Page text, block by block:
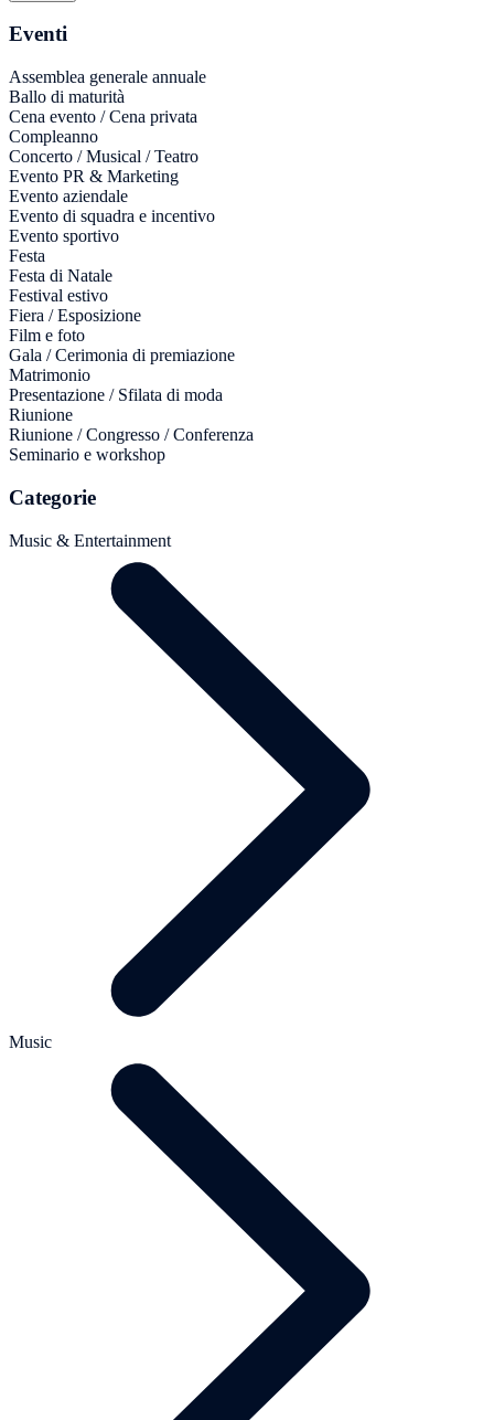
Eventi
Assemblea generale annuale
Ballo di maturità
Cena evento / Cena privata
Compleanno
Concerto / Musical / Teatro
Evento PR & Marketing
Evento aziendale
Evento di squadra e incentivo
Evento sportivo
Festa
Festa di Natale
Festival estivo
Fiera / Esposizione
Film e foto
Gala / Cerimonia di premiazione
Matrimonio
Presentazione / Sfilata di moda
Riunione
Riunione / Congresso / Conferenza
Seminario e workshop
Categorie
Music & Entertainment
Music